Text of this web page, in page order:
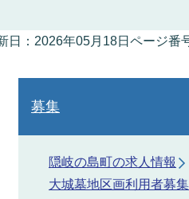
日：2026年05月18日 ページ番
募集
隠岐の島町の求人情報
大城墓地区画利用者募集